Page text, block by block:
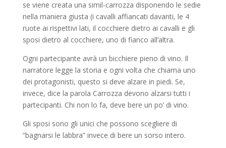
se viene creata una simil-carrozza disponendo le sedie
nella maniera giusta (i cavalli affiancati davanti, le 4
ruote ai rispettivi lati, il cocchiere dietro ai cavalli e gli
sposi dietro al cocchiere, uno di fianco all’altra.
Ogni partecipante avrà un bicchiere pieno di vino. Il
narratore legge la storia e ogni volta che chiama uno
dei protagonisti, questo si deve alzare in piedi. Se,
invece, dice la parola Carrozza devono alzarsi tutti i
partecipanti. Chi non lo fa, deve bere un po’ di vino.
Gli sposi sono gli unici che possono scegliere di
“bagnarsi le labbra” invece di bere un sorso intero.